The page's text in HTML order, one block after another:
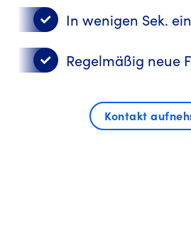
In wenigen Sek.
Regelmäßig neue
Kontakt